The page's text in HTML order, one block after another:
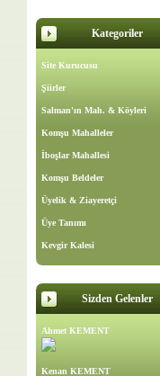
Kategoriler
Site Kurucusu
Şiirler
Salman'ın Mah. & Köyleri
Komşu Mahalleler
İboşlar Mahallesi
Komşu Beldeler
Üyelik & Ziayeretçi
Üye Tanımı
Kevgir Kalesi
Sizden Gelenler
Ahmet KEMENT
Kenan KEMENT